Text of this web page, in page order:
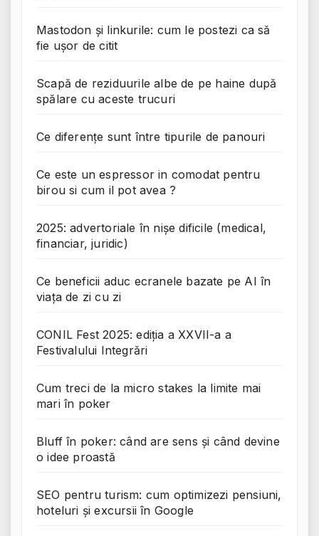
Mastodon și linkurile: cum le postezi ca să
fie ușor de citit
Scapă de reziduurile albe de pe haine după
spălare cu aceste trucuri
Ce diferențe sunt între tipurile de panouri
Ce este un espressor in comodat pentru
birou si cum il pot avea ?
2025: advertoriale în nișe dificile (medical,
financiar, juridic)
Ce beneficii aduc ecranele bazate pe AI în
viața de zi cu zi
CONIL Fest 2025: ediția a XXVII-a a
Festivalului Integrări
Cum treci de la micro stakes la limite mai
mari în poker
Bluff în poker: când are sens și când devine
o idee proastă
SEO pentru turism: cum optimizezi pensiuni,
hoteluri și excursii în Google